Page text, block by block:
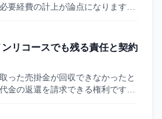
要経費の計上が論点になります。
。
リコースでも残る責任と契約
った売掛金が回収できなかったと
金の返還を請求できる権利です。
残る責任まで、条文と金融庁の公